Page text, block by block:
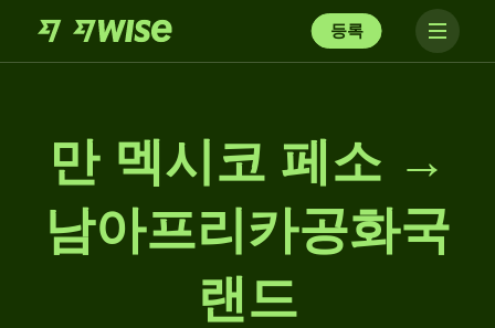
등록
만 멕시코 페소 →
남아프리카공화국
랜드